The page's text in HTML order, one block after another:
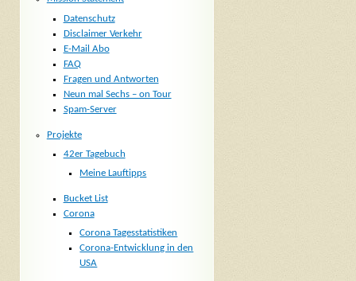
Datenschutz
Disclaimer Verkehr
E-Mail Abo
FAQ
Fragen und Antworten
Neun mal Sechs – on Tour
Spam-Server
Projekte
42er Tagebuch
Meine Lauftipps
Bucket List
Corona
Corona Tagesstatistiken
Corona-Entwicklung in den
USA